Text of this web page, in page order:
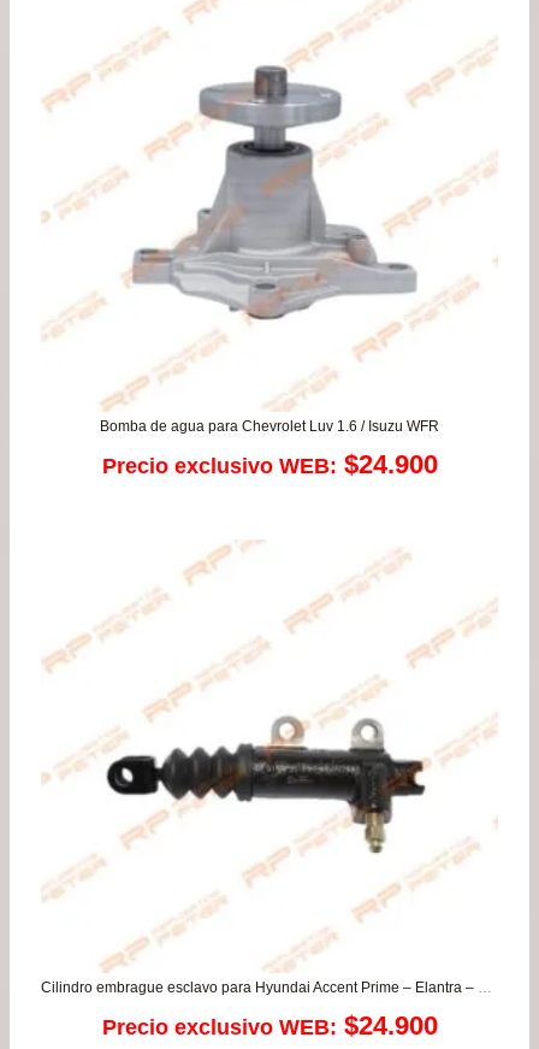
Bomba de agua para Chevrolet Luv 1.6 / Isuzu WFR
Precio exclusivo WEB: $24.900
Cilindro embrague esclavo para Hyundai Accent Prime – Elantra – Santa Fe – Tucson / Kia Carens – Sportage
Precio exclusivo WEB: $24.900